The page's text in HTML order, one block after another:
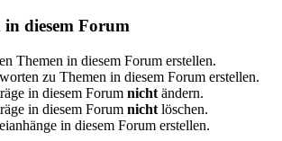
diesem Forum
Themen in diesem Forum erstellen.
zu Themen in diesem Forum erstellen.
in diesem Forum nicht ändern.
in diesem Forum nicht löschen.
in diesem Forum erstellen.